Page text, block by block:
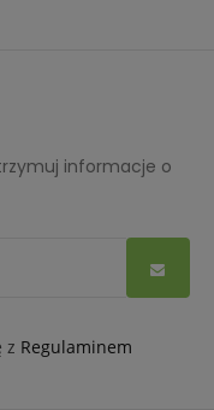
informacje o
z Regulaminem